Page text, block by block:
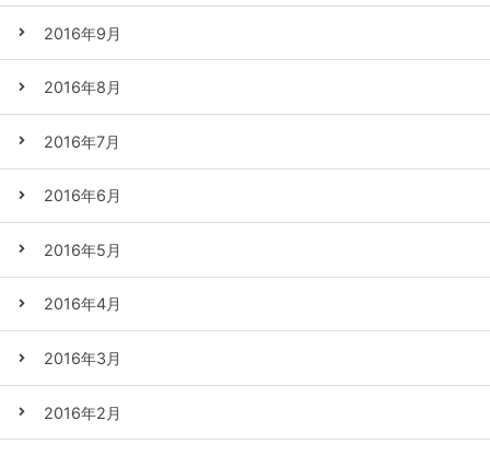
2016年9月
2016年8月
2016年7月
2016年6月
2016年5月
2016年4月
2016年3月
2016年2月